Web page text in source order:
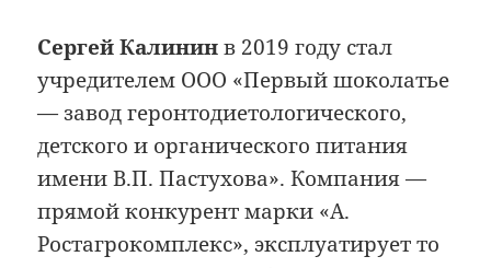
Сергей Калининв 2019 году стал
учредителем ООО «Первый шоколатье
— завод геронтодиетологического,
детского и органического питания
имени В.П. Пастухова». Компания —
прямой конкурент марки «А.
Ростагрокомплекс», эксплуатирует то